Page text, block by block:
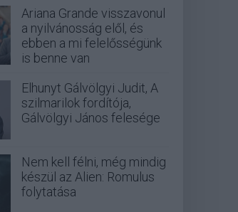
Ariana Grande visszavonul
a nyilvánosság elől, és
ebben a mi felelősségünk
is benne van
Elhunyt Gálvölgyi Judit, A
szilmarilok fordítója,
Gálvölgyi János felesége
Nem kell félni, még mindig
készül az Alien: Romulus
folytatása